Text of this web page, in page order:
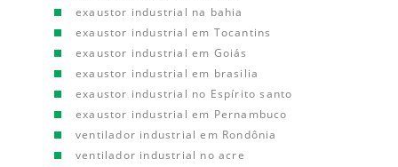
exaustor industrial na bahia
exaustor industrial em Tocantins
exaustor industrial em Goiás
exaustor industrial em brasilia
exaustor industrial no Espírito santo
exaustor industrial em Pernambuco
ventilador industrial em Rondônia
ventilador industrial no acre